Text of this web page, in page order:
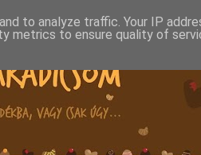
to analyze traffic. Your IP
metrics to ensure quality of